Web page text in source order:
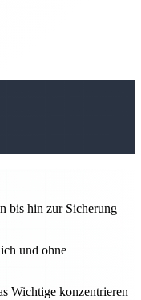
bis hin zur Sicherung
und ohne
Wichtige konzentrieren